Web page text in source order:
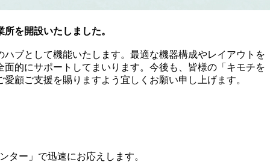
を開設いたしました。
ブとして機能いたします。最適な機器構成やレイアウトを
的にサポートしてまいります。今後も、皆様の「キモチを
顧ご支援を賜りますよう宜しくお願い申し上げます。
ター」で迅速にお応えします。